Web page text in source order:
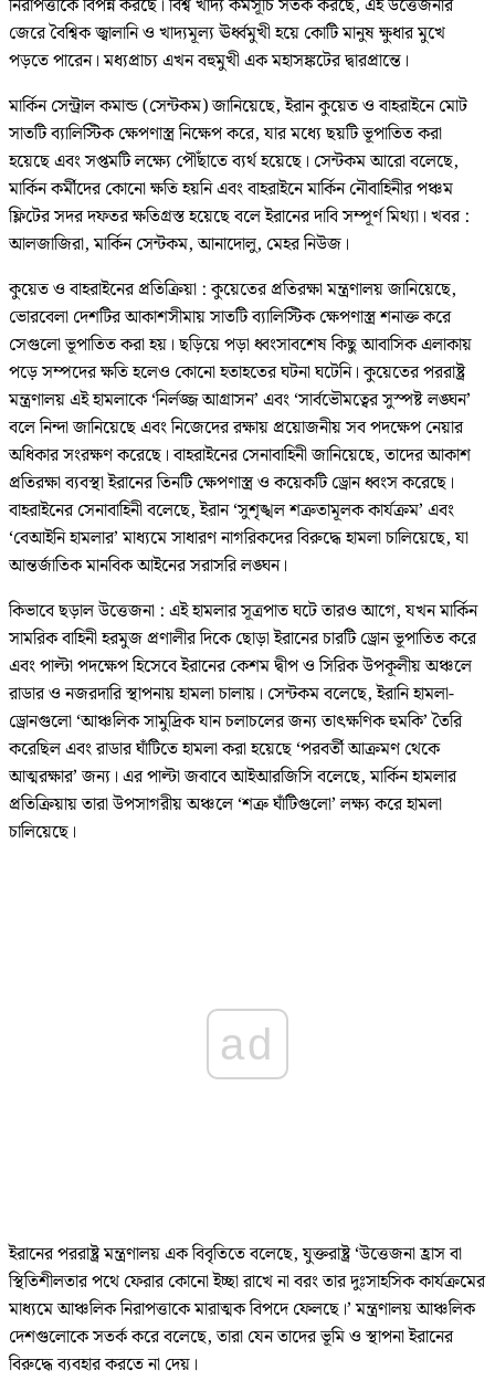
নিরাপত্তাকে বিপন্ন করছে। বিশ্ব খাদ্য কর্মসূচি সতর্ক করছে, এই উত্তেজনার
জেরে বৈশ্বিক জ্বালানি ও খাদ্যমূল্য ঊর্ধ্বমুখী হয়ে কোটি মানুষ ক্ষুধার মুখে
পড়তে পারেন। মধ্যপ্রাচ্য এখন বহুমুখী এক মহাসঙ্কটের দ্বারপ্রান্তে।
মার্কিন সেন্ট্রাল কমান্ড (সেন্টকম) জানিয়েছে, ইরান কুয়েত ও বাহরাইনে মোট
সাতটি ব্যালিস্টিক ক্ষেপণাস্ত্র নিক্ষেপ করে, যার মধ্যে ছয়টি ভূপাতিত করা
হয়েছে এবং সপ্তমটি লক্ষ্যে পৌঁছাতে ব্যর্থ হয়েছে। সেন্টকম আরো বলেছে,
মার্কিন কর্মীদের কোনো ক্ষতি হয়নি এবং বাহরাইনে মার্কিন নৌবাহিনীর পঞ্চম
ফ্লিটের সদর দফতর ক্ষতিগ্রস্ত হয়েছে বলে ইরানের দাবি সম্পূর্ণ মিথ্যা। খবর :
আলজাজিরা, মার্কিন সেন্টকম, আনাদোলু, মেহর নিউজ।
কুয়েত ও বাহরাইনের প্রতিক্রিয়া : কুয়েতের প্রতিরক্ষা মন্ত্রণালয় জানিয়েছে,
ভোরবেলা দেশটির আকাশসীমায় সাতটি ব্যালিস্টিক ক্ষেপণাস্ত্র শনাক্ত করে
সেগুলো ভূপাতিত করা হয়। ছড়িয়ে পড়া ধ্বংসাবশেষ কিছু আবাসিক এলাকায়
পড়ে সম্পদের ক্ষতি হলেও কোনো হতাহতের ঘটনা ঘটেনি। কুয়েতের পররাষ্ট্র
মন্ত্রণালয় এই হামলাকে ‘নির্লজ্জ আগ্রাসন’ এবং ‘সার্বভৌমত্বের সুস্পষ্ট লঙ্ঘন’
বলে নিন্দা জানিয়েছে এবং নিজেদের রক্ষায় প্রয়োজনীয় সব পদক্ষেপ নেয়ার
অধিকার সংরক্ষণ করেছে। বাহরাইনের সেনাবাহিনী জানিয়েছে, তাদের আকাশ
প্রতিরক্ষা ব্যবস্থা ইরানের তিনটি ক্ষেপণাস্ত্র ও কয়েকটি ড্রোন ধ্বংস করেছে।
বাহরাইনের সেনাবাহিনী বলেছে, ইরান ‘সুশৃঙ্খল শত্রুতামূলক কার্যক্রম’ এবং
‘বেআইনি হামলার’ মাধ্যমে সাধারণ নাগরিকদের বিরুদ্ধে হামলা চালিয়েছে, যা
আন্তর্জাতিক মানবিক আইনের সরাসরি লঙ্ঘন।
কিভাবে ছড়াল উত্তেজনা : এই হামলার সূত্রপাত ঘটে তারও আগে, যখন মার্কিন
সামরিক বাহিনী হরমুজ প্রণালীর দিকে ছোড়া ইরানের চারটি ড্রোন ভূপাতিত করে
এবং পাল্টা পদক্ষেপ হিসেবে ইরানের কেশম দ্বীপ ও সিরিক উপকূলীয় অঞ্চলে
রাডার ও নজরদারি স্থাপনায় হামলা চালায়। সেন্টকম বলেছে, ইরানি হামলা-
ড্রোনগুলো ‘আঞ্চলিক সামুদ্রিক যান চলাচলের জন্য তাৎক্ষণিক হুমকি’ তৈরি
করেছিল এবং রাডার ঘাঁটিতে হামলা করা হয়েছে ‘পরবর্তী আক্রমণ থেকে
আত্মরক্ষার’ জন্য। এর পাল্টা জবাবে আইআরজিসি বলেছে, মার্কিন হামলার
প্রতিক্রিয়ায় তারা উপসাগরীয় অঞ্চলে ‘শত্রু ঘাঁটিগুলো’ লক্ষ্য করে হামলা
চালিয়েছে।
ad
ইরানের পররাষ্ট্র মন্ত্রণালয় এক বিবৃতিতে বলেছে, যুক্তরাষ্ট্র ‘উত্তেজনা হ্রাস বা
স্থিতিশীলতার পথে ফেরার কোনো ইচ্ছা রাখে না বরং তার দুঃসাহসিক কার্যক্রমের
মাধ্যমে আঞ্চলিক নিরাপত্তাকে মারাত্মক বিপদে ফেলছে।’ মন্ত্রণালয় আঞ্চলিক
দেশগুলোকে সতর্ক করে বলেছে, তারা যেন তাদের ভূমি ও স্থাপনা ইরানের
বিরুদ্ধে ব্যবহার করতে না দেয়।